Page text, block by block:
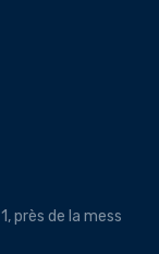
près de la mess